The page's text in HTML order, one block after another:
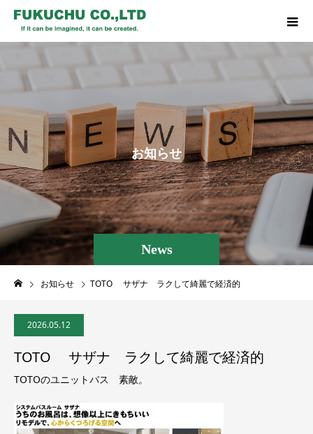
News
お知 らせ
お知らせ TOTO サザナ ラクして綺麗で経済的
2026.05.12
TOTO サザナ ラクして綺麗で経済的
TOTOのユニットバス 素敵。